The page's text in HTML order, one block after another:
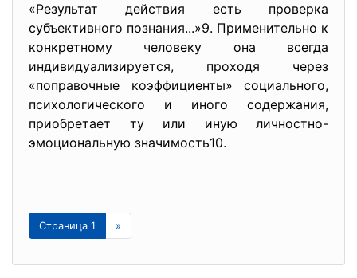
«Результат действия есть проверка
субъективного познания...»9. Применительно к
конкретному человеку она всегда
индивидуализируется, проходя через
«поправочные коэффициенты» социального,
психологического и иного содержания,
приобретает ту или иную личностно-
эмоциональную значимость10.
Страница 1 »